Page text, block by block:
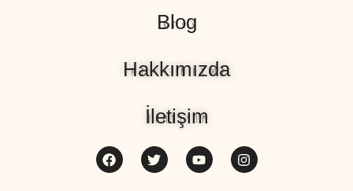
Blog
ᛒᛚᛟᚷ
Hakkımızda
ᚺᚨᚲᚲᛁᛗᛁᛉᛞᚨ
İletişim
ᛁᛚᛖᛏᛁᛊᛁᛗ